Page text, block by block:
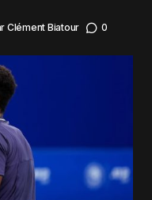
Clément Biatour 0